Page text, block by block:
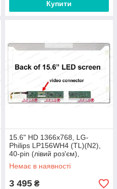
Купити
15.6" HD 1366x768, LG-
Philips LP156WH4 (TL)(N2),
40-pin (лівий роз'єм),
глянсовий
Немає в наявності
3 495 ₴